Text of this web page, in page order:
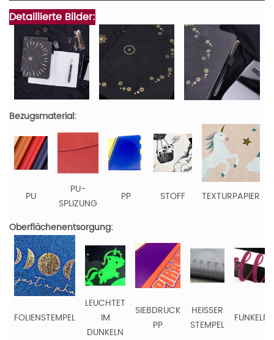
Detaillierte Bilder:
Bezugsmaterial:
PU
PU-
SPLIZUNG
PP STOFF TEXTURPAPIER
Oberflächenentsorgung:
FOLIENSTEMPEL
LEUCHTET
IM
DUNKELN
SIEBDRUCK
PP
HEISSER
STEMPEL
FUNKELN